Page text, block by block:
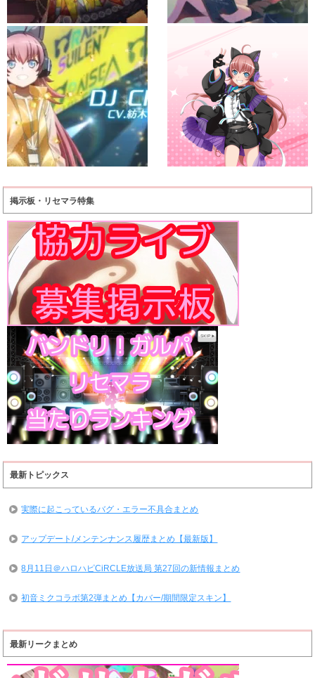
掲示板・リセマラ特集
最新トピックス
実際に起こっているバグ・エラー不具合まとめ
アップデート/メンテンナンス履歴まとめ【最新版】
8月11日＠ハロハピCiRCLE放送局 第27回の新情報まとめ
初音ミクコラボ第2弾まとめ【カバー/期間限定スキン】
最新リークまとめ